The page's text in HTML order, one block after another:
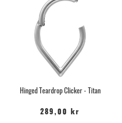
Hinged Teardrop Clicker - Titan
289,00 kr